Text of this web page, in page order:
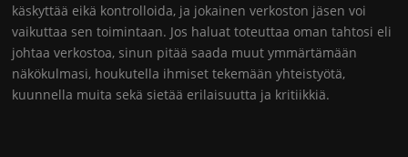
käskyttää eikä kontrolloida, ja jokainen verkoston jäsen voi
vaikuttaa sen toimintaan. Jos haluat toteuttaa oman tahtosi eli
johtaa verkostoa, sinun pitää saada muut ymmärtämään
näkökulmasi, houkutella ihmiset tekemään yhteistyötä,
kuunnella muita sekä sietää erilaisuutta ja kritiikkiä.